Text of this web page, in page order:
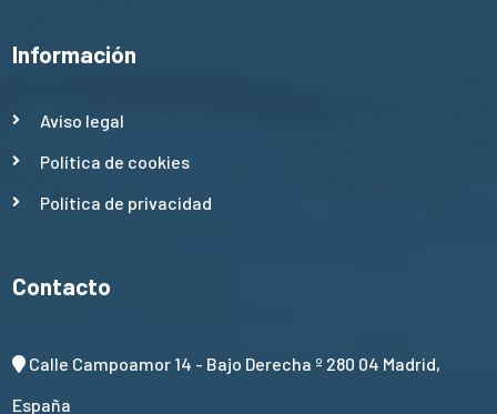
Información
Aviso legal
Política de cookies
Política de privacidad
Contacto
Calle Campoamor 14 - Bajo Derecha º 280 04 Madrid,
España